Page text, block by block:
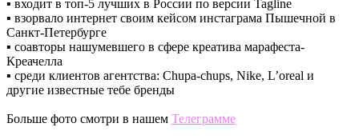
▪️ входит в топ-5 лучших в России по версии Tagline
▪️ взорвало интернет своим кейсом инстаграма Пышечной в
Санкт-Петербурге
▪️ соавторы нашумевшего в сфере креатива марафеста-
Креачелла
▪️ среди клиентов агентства: Chupa-chups, Nike, L’oreal и
другие известные тебе бренды
Больше фото смотри в нашем Телеграмме